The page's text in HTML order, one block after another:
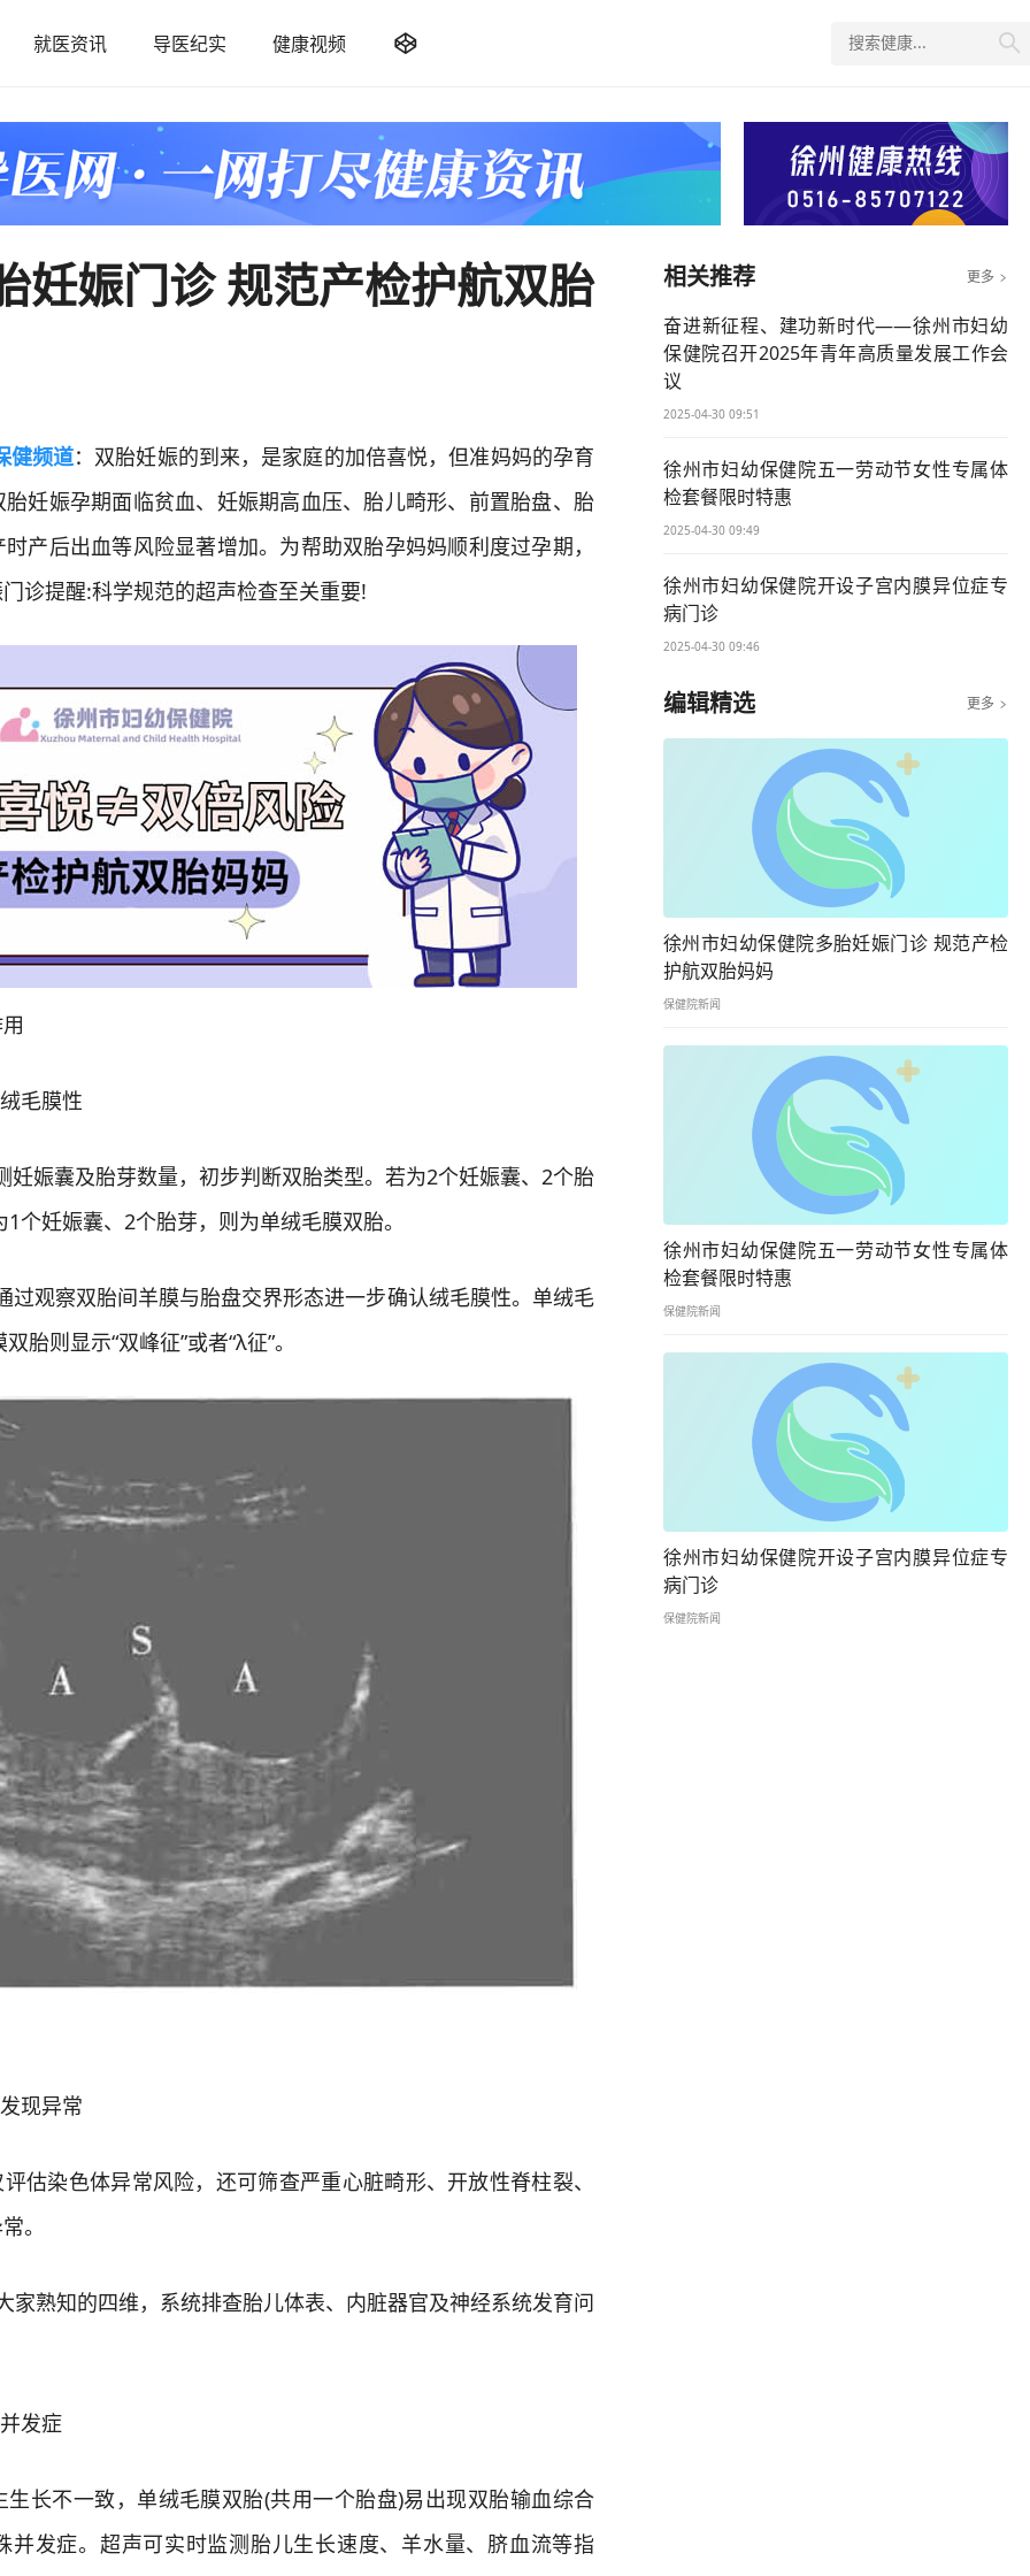
就医资讯 导医纪实 健康视频  
妊娠门诊 规范产检护航双胎
健频道：双胎妊娠的到来，是家庭的加倍喜悦，但准妈妈的孕育
妊娠孕期面临贫血、妊娠期高血压、胎儿畸形、前置胎盘、胎
产后出血等风险显著增加。为帮助双胎孕妈妈顺利度过孕期，
诊提醒:科学规范的超声检查至关重要!
毛膜性
囊及胎芽数量，初步判断双胎类型。若为2个妊娠囊、2个胎
个妊娠囊、2个胎芽，则为单绒毛膜双胎。
察双胎间羊膜与胎盘交界形态进一步确认绒毛膜性。单绒毛
胎则显示“双峰征”或者“λ征”。
现异常
染色体异常风险，还可筛查严重心脏畸形、开放性脊柱裂、
。
知的四维，系统排查胎儿体表、内脏器官及神经系统发育问
发症
不一致，单绒毛膜双胎(共用一个胎盘)易出现双胎输血综合
并发症。超声可实时监测胎儿生长速度、羊水量、脐血流等指
相关推荐 更多 
奋进新征程、建功新时代——徐州市妇幼
保健院召开2025年青年高质量发展工作会
议
2025-04-30 09:51
徐州市妇幼保健院五一劳动节女性专属体
检套餐限时特惠
2025-04-30 09:49
徐州市妇幼保健院开设子宫内膜异位症专
病门诊
2025-04-30 09:46
编辑精选 更多 
徐州市妇幼保健院多胎妊娠门诊 规范产检
护航双胎妈妈
保健院新闻
徐州市妇幼保健院五一劳动节女性专属体
检套餐限时特惠
保健院新闻
徐州市妇幼保健院开设子宫内膜异位症专
病门诊
保健院新闻